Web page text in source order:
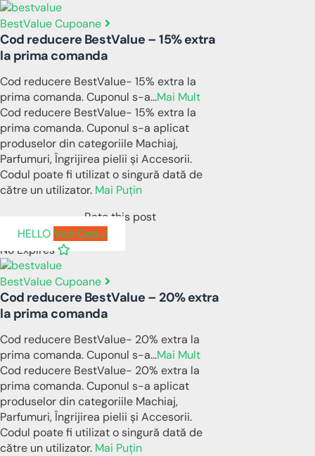
BestValue Cupoane
Cod reducere BestValue – 15% extra
la prima comanda
Cod reducere BestValue- 15% extra la
prima comanda. Cuponul s-a...Mai Mult
Cod reducere BestValue- 15% extra la
prima comanda. Cuponul s-a aplicat
produselor din categoriile Machiaj,
Parfumuri, Îngrijirea pielii și Accesorii.
Codul poate fi utilizat o singură dată de
către un utilizator. Mai Puțin
Rate this post
HELLOVezi Codul
No Expires
BestValue Cupoane
Cod reducere BestValue – 20% extra
la prima comanda
Cod reducere BestValue- 20% extra la
prima comanda. Cuponul s-a...Mai Mult
Cod reducere BestValue- 20% extra la
prima comanda. Cuponul s-a aplicat
produselor din categoriile Machiaj,
Parfumuri, Îngrijirea pielii și Accesorii.
Codul poate fi utilizat o singură dată de
către un utilizator. Mai Puțin